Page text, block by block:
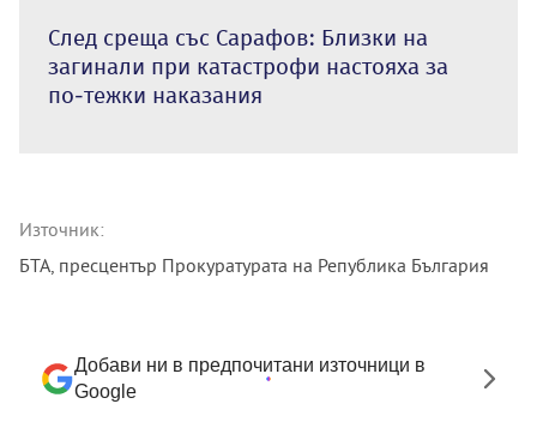
След среща със Сарафов: Близки на
загинали при катастрофи настояха за
по-тежки наказания
Източник:
БТА, пресцентър Прокуратурата на Република България
Добави ни в предпочитани източници в
Google